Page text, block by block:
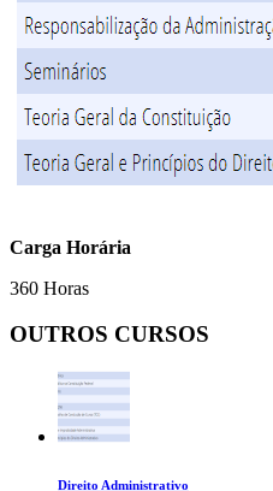
Carga Horária
360 Horas
OUTROS CURSOS
Direito Administrativo